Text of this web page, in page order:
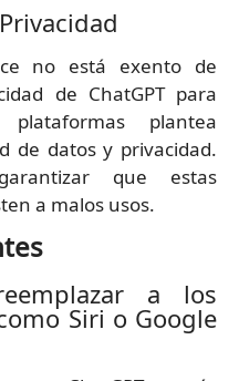
no está exento de
de ChatGPT para
plantea
de datos y privacidad.
que estas
a malos usos.
a los
Siri o Google